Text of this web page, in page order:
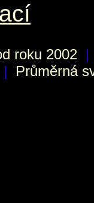
roku 2002 |
| Průměrná